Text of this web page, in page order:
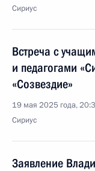
Сириус
Встреча с
и педагогами
«Созвездие»
19 мая 2025 года,
Сириус
Заявление